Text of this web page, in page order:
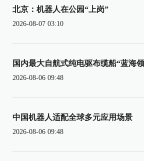
北京：机器人在公园“上岗”
2026-08-07 03:10
国内最大自航式纯电驱布缆船“蓝海
2026-08-06 09:48
中国机器人适配全球多元应用场景
2026-08-06 09:48